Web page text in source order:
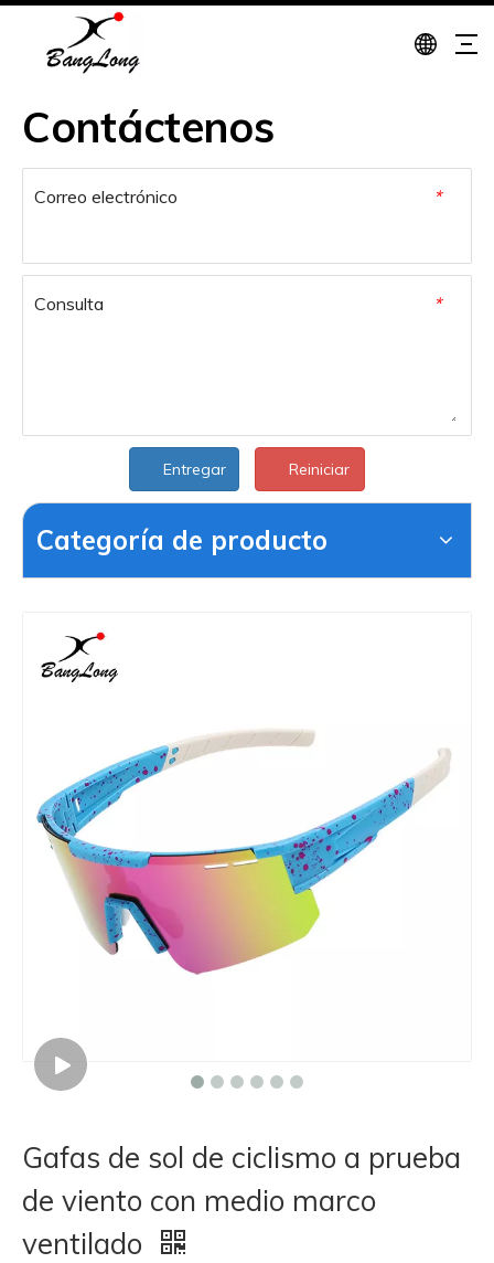
Contáctenos
*
Correo electrónico
*
Consulta
Entregar Reiniciar
Categoría de producto
Gafas de sol de ciclismo a prueba
de viento con medio marco
ventilado